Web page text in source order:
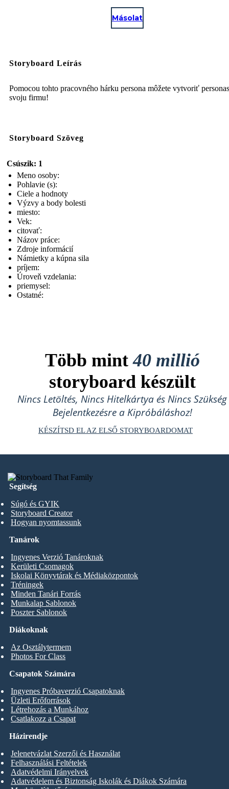
Másolat
Storyboard Leírás
Pomocou tohto pracovného hárku persona môžete vytvoriť
svoju firmu!
Storyboard Szöveg
Csúszik: 1
Meno osoby:
Pohlavie (s):
Ciele a hodnoty
Výzvy a body bolesti
miesto:
Vek:
citovať:
Názov práce:
Zdroje informácií
Námietky a kúpna sila
príjem:
Úroveň vzdelania:
priemysel:
Ostatné:
Több mint40 millió
storyboard készült
Nincs Letöltés, Nincs Hitelkártya és Nincs Szükség
Bejelentkezésre a Kipróbáláshoz!
KÉSZÍTSD EL AZ ELSŐ STORYBOARDOMAT
Segítség
Súgó és GYIK
Storyboard Creator
Hogyan nyomtassunk
Diákoknak
Az Osztálytermem
Photos For Class
Tanárok
Ingyenes Verzió Tanároknak
Kerületi Csomagok
Iskolai Könyvtárak és Médiaközpontok
Tréningek
Minden Tanári Forrás
Munkalap Sablonok
Poszter Sablonok
Csapatok Számára
Ingyenes Próbaverzió Csapatoknak
Üzleti Erőforrások
Létrehozás a Munkához
Csatlakozz a Csapat
Házirendje
Jelenetvázlat Szerzői és Használat
Felhasználási Feltételek
Adatvédelmi Irányelvek
Adatvédelem és Biztonság Iskolák és Diákok Számára